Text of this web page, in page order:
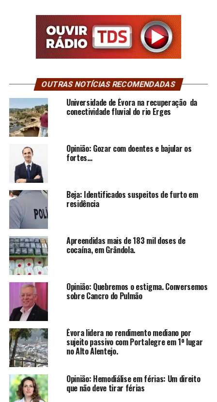
OUTRAS NOTÍCIAS RECOMENDADAS
Universidade de Évora na recuperação da
conectividade fluvial do rio Erges
Opinião: Gozar com doentes e bajular os
fortes…
Beja: Identificados suspeitos de furto em
residência
Apreendidas mais de 183 mil doses de
cocaína, em Grândola.
Opinião: Quebremos o estigma. Conversemos
sobre Cancro do Pulmão
Évora lidera no rendimento mediano por
sujeito passivo com Portalegre em 1º lugar
no Alto Alentejo.
Opinião: Hemodiálise em férias: Um direito
que não deve tirar férias